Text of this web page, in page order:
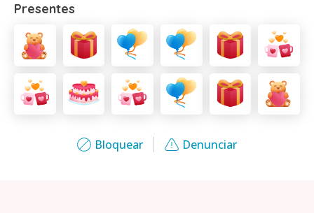
Bloquear Denunciar
Presentes